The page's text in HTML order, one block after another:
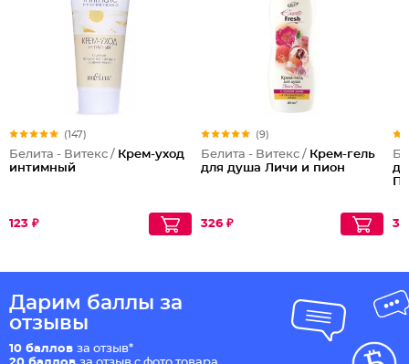
(147)
Белита - Витекс / Крем-уход
интимный
123 ₽
(9)
Белита - Витекс / Крем-гель
для душа Личи и пион
326 ₽
Дарим баллы за
отзывы
10 баллов за отзыв*